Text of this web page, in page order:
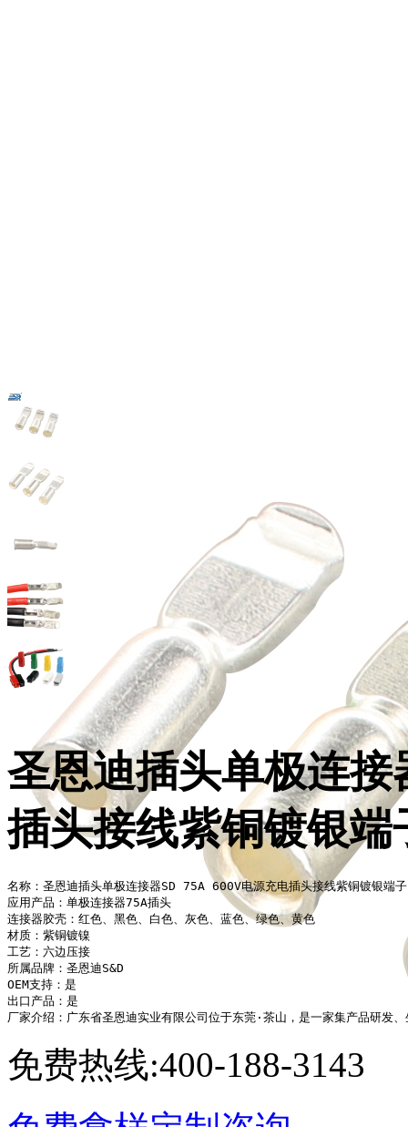
圣恩迪插头单极连接
插头接线紫铜镀银端
名称：圣恩迪插头单极连接器SD 75A 600V电源充电插头接线紫铜镀银端子
应用产品：单极连接器75A插头
连接器胶壳：红色、黑色、白色、灰色、蓝色、绿色、黄色
材质：紫铜镀镍
工艺：六边压接
所属品牌：圣恩迪S&D
OEM支持：是
出口产品：是
厂家介绍：广东省圣恩迪实业有限公司位于东莞·茶山，是一家集产品研发
免费热线:400-188-3143